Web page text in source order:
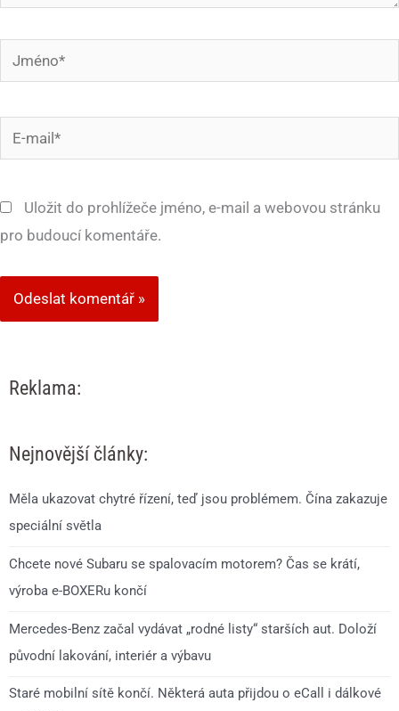
Jméno*
mail*
Uložit do prohlížeče jméno, e-mail a webovou stránku
pro budoucí komentáře.
Reklama:
Nejnovější články:
Měla ukazovat chytré řízení, teď jsou problémem. Čína zakazuje
speciální světla
Chcete nové Subaru se spalovacím motorem? Čas se krátí,
výroba e-BOXERu končí
Mercedes-Benz začal vydávat „rodné listy“ starších aut. Doloží
původní lakování, interiér a výbavu
Staré mobilní sítě končí. Některá auta přijdou o eCall i dálkové